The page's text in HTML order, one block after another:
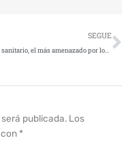
SEGUE
El sector sanitario, el más amenazado por los ciberdelincuentes
publicada. Los
*